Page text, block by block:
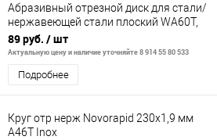
Абразивный отрезной диск для стали/
нержавеющей стали плоский WA60T,
125х1,2х22,23
89 руб. / шт
Актуальную цену и наличие уточняйте 8 914 55 80 533
Подробнее
Круг отр нерж Novorapid 230x1,9 мм
A46T Inox